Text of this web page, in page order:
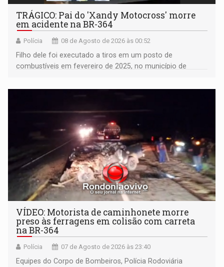
TRÁGICO: Pai do 'Xandy Motocross' morre
em acidente na BR-364
Polícia 08 de Agosto de 2026 às 00:52
Filho dele foi executado a tiros em um posto de
combustíveis em fevereiro de 2025, no município de
VÍDEO: Motorista de caminhonete morre
preso às ferragens em colisão com carreta
na BR-364
Polícia 07 de Agosto de 2026 às 23:40
Equipes do Corpo de Bombeiros, Polícia Rodoviária